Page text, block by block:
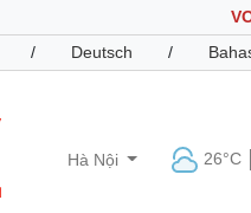
/ Deutsch /
Hà Nội 26°C